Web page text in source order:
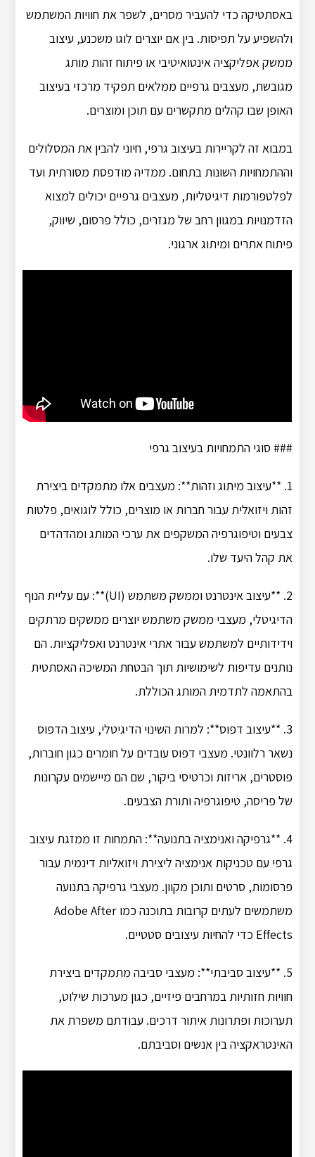
באסתטיקה כדי להעביר מסרים, לשפר את חוויות המשתמש
ולהשפיע על תפיסות. בין אם יוצרים לוגו משכנע, עיצוב
ממשק אפליקציה אינטואיטיבי או פיתוח זהות מותג
מגובשת, מעצבים גרפיים ממלאים תפקיד מרכזי בעיצוב
האופן שבו קהלים מתקשרים עם תוכן ומוצרים.
במבוא זה לקריירות בעיצוב גרפי, חיוני להבין את המסלולים
וההתמחויות השונות בתחום. ממדיה מודפסת מסורתית ועד
לפלטפורמות דיגיטליות, מעצבים גרפיים יכולים למצוא
הזדמנויות במגוון רחב של מגזרים, כולל פרסום, שיווק,
פיתוח אתרים ומיתוג ארגוני.
### סוגי התמחויות בעיצוב גרפי
1. **עיצוב מיתוג וזהות**: מעצבים אלו מתמקדים ביצירת
זהות ויזואלית עבור חברות או מוצרים, כולל לוגואים, פלטות
צבעים וטיפוגרפיה המשקפים את ערכי המותג ומהדהדים
את קהל היעד שלו.
2. **עיצוב אינטרנט וממשק משתמש (UI)**: עם עליית הנוף
הדיגיטלי, מעצבי ממשק משתמש יוצרים ממשקים מרתקים
וידידותיים למשתמש עבור אתרי אינטרנט ואפליקציות. הם
נותנים עדיפות לשימושיות תוך הבטחת המשיכה האסתטית
בהתאמה לתדמית המותג הכוללת.
3. **עיצוב דפוס**: למרות השינוי הדיגיטלי, עיצוב הדפוס
נשאר רלוונטי. מעצבי דפוס עובדים על חומרים כגון חוברות,
פוסטרים, אריזות וכרטיסי ביקור, שם הם מיישמים עקרונות
של פריסה, טיפוגרפיה ותורת הצבעים.
4. **גרפיקה ואנימציה בתנועה**: התמחות זו ממזגת עיצוב
גרפי עם טכניקות אנימציה ליצירת ויזואליות דינמית עבור
פרסומות, סרטים ותוכן מקוון. מעצבי גרפיקה בתנועה
משתמשים לעתים קרובות בתוכנה כמו Adobe After
Effects כדי להחיות עיצובים סטטיים.
5. **עיצוב סביבתי**: מעצבי סביבה מתמקדים ביצירת
חוויות חזותיות במרחבים פיזיים, כגון מערכות שילוט,
תערוכות ופתרונות איתור דרכים. עבודתם משפרת את
האינטראקציה בין אנשים וסביבתם.